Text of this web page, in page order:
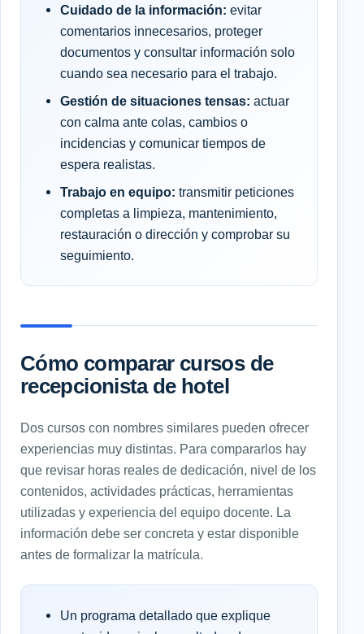
Cuidado de la información: evitar
comentarios innecesarios, proteger
documentos y consultar información solo
cuando sea necesario para el trabajo.
Gestión de situaciones tensas: actuar
con calma ante colas, cambios o
incidencias y comunicar tiempos de
espera realistas.
Trabajo en equipo: transmitir peticiones
completas a limpieza, mantenimiento,
restauración o dirección y comprobar su
seguimiento.
Cómo comparar cursos de
recepcionista de hotel
Dos cursos con nombres similares pueden ofrecer
experiencias muy distintas. Para compararlos hay
que revisar horas reales de dedicación, nivel de los
contenidos, actividades prácticas, herramientas
utilizadas y experiencia del equipo docente. La
información debe ser concreta y estar disponible
antes de formalizar la matrícula.
Un programa detallado que explique